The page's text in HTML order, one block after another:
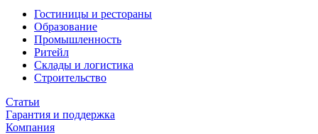
Гостиницы и рестораны
Образование
Промышленность
Ритейл
Склады и логистика
Строительство
Статьи
Гарантия и поддержка
Компания